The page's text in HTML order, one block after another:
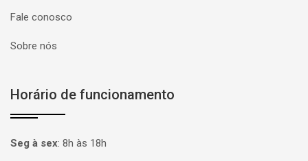
Fale conosco
Sobre nós
Horário de funcionamento
Seg à sex: 8h às 18h